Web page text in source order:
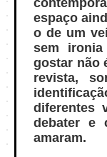
espaço
o de um
sem ironia
gostar não
revista,
diferentes
debater e
amaram.